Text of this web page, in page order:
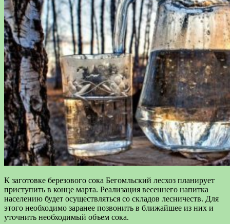
К заготовке березового сока Бегомльский лесхоз планирует
приступить в конце марта. Реализация весеннего напитка
населению будет осуществляться со складов лесничеств. Для
этого необходимо заранее позвонить в ближайшее из них и
уточнить необходимый объем сока.